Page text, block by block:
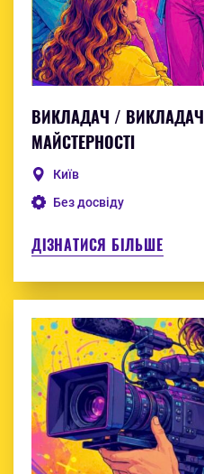
ВИКЛАДАЧ /
МАЙСТЕРНОСТІ
Київ
Без досвіду
ДІЗНАТИСЯ БІЛЬШЕ